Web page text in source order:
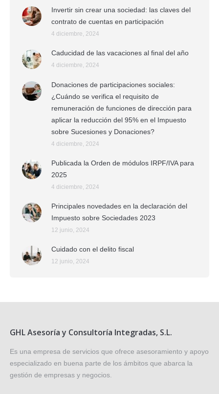
Invertir sin crear una sociedad: las claves del
contrato de cuentas en participación
4 diciembre, 2024
Caducidad de las vacaciones al final del año
4 diciembre, 2024
Donaciones de participaciones sociales:
¿Cuándo se verifica el requisito de
remuneración de funciones de dirección para
aplicar la reducción del 95% en el Impuesto
sobre Sucesiones y Donaciones?
4 diciembre, 2024
Publicada la Orden de módulos IRPF/IVA para
2025
4 diciembre, 2024
Principales novedades en la declaración del
Impuesto sobre Sociedades 2023
12 junio, 2024
Cuidado con el delito fiscal
12 junio, 2024
GHL Asesoría y Consultoría Integradas, S.L.
Es una empresa de servicios que ofrece asesoramiento y apoyo
especializado en buena parte de los ámbitos que abarca la
gestión de empresas y negocios.